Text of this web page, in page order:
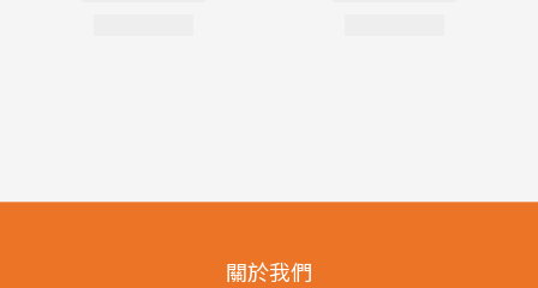
關於我們